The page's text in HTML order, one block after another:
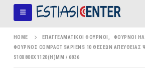
HOME ΕΠΑΓΓΕΛΜΑΤΙΚΟΊ ΦΟΎΡΝΟΙ
ΦΟΎΡΝΟΙ
ΦΟΎΡΝΟΣ COMPACT SAPIENS 10 ΘΈΣΕΩΝ ΑΠΕΥΘΕΊΑΣ
510X800X1120(H)MM / 6836